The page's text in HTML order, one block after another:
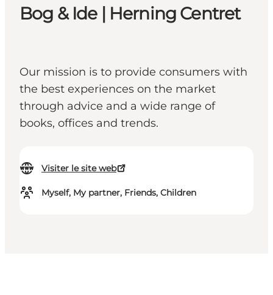
Bog & Ide | Herning Centret
Our mission is to provide consumers with
the best experiences on the market
through advice and a wide range of
books, offices and trends.
Visiter le site web
Myself, My partner, Friends, Children